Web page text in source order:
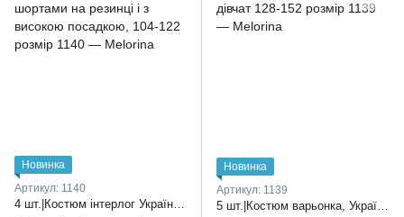
Новинка
Артикул: 1140
4 шт.|Костюм інтерлог Україна, футболка укорочена, спереду принт, з шортами на резинці і з високою посадкою, 104-122 розмір
Новинка
Артикул: 1139